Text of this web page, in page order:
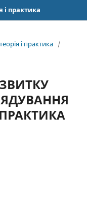
і практика
і практика /